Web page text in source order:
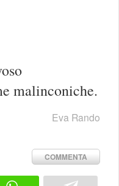
malinconiche.
Eva Rando
COMMENTA